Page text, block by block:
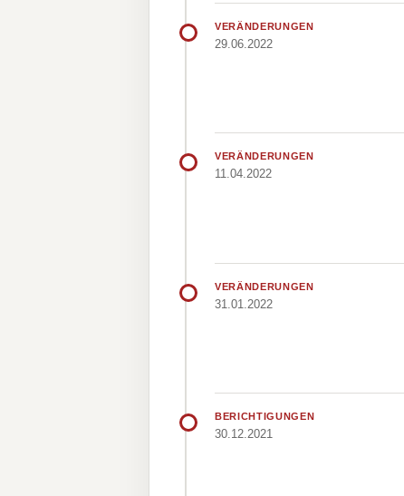
VERÄNDERUNGEN
29.06.2022
VERÄNDERUNGEN
11.04.2022
VERÄNDERUNGEN
31.01.2022
BERICHTIGUNGEN
30.12.2021